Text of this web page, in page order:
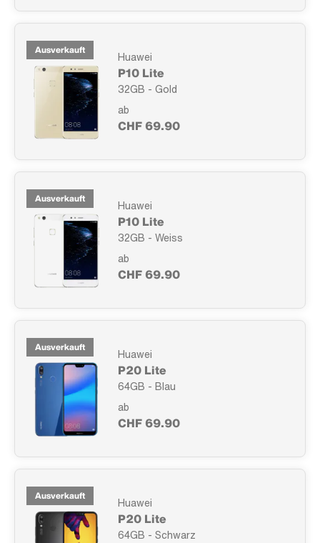
Ausverkauft Huawei
P10 Lite
32GB - Gold
ab
CHF 69.90
Ausverkauft Huawei
P10 Lite
32GB - Weiss
ab
CHF 69.90
Ausverkauft Huawei
P20 Lite
64GB - Blau
ab
CHF 69.90
Ausverkauft Huawei
P20 Lite
64GB - Schwarz